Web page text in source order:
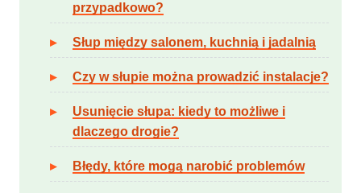
przypadkowo?
Słup między salonem, kuchnią i jadalnią
Czy w słupie można prowadzić instalacje?
Usunięcie słupa: kiedy to możliwe i
dlaczego drogie?
Błędy, które mogą narobić problemów